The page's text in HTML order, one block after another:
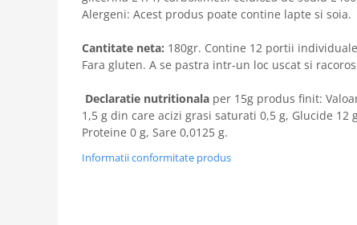
Alergeni: Acest produs poate contine lapte si soia.
Cantitate neta: 180gr. Contine 12 portii
Fara gluten. A se pastra intr-un loc uscat si
Declaratie nutritionala per 15g produs finit:
1,5 g din care acizi grasi saturati 0,5 g, Glucide 12
Proteine 0 g, Sare 0,0125 g.
Informatii conformitate produs